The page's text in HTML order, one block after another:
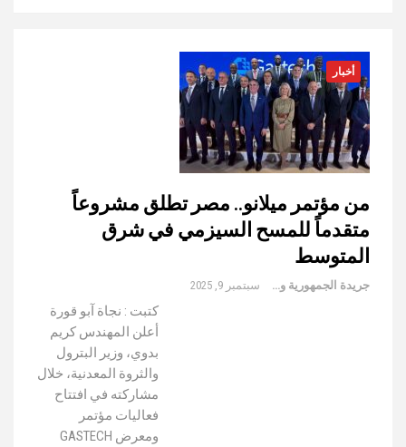
أخبار
من مؤتمر ميلانو.. مصر تطلق مشروعاً
متقدماً للمسح السيزمي في شرق
المتوسط
جريدة الجمهورية والعالم سبتمبر 9, 2025
كتبت : نجاة آبو قورة
أعلن المهندس كريم
بدوي، وزير البترول
والثروة المعدنية، خلال
مشاركته في افتتاح
فعاليات مؤتمر
ومعرض GASTECH